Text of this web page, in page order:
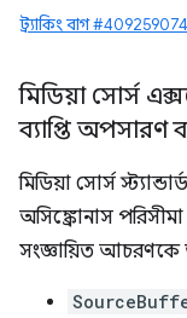
ট্র্যাকিং বাগ #409259074
মিডিয়া সোর্স
ব্যাপ্তি অপসারণ
মিডিয়া সোর্স
অসিঙ্ক্রোনাস
সংজ্ঞায়িত আচরণকে